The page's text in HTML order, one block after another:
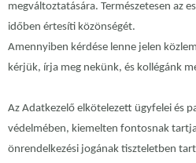
megváltoztatására. Természetesen az
időben értesíti közönségét.
Amennyiben kérdése lenne jelen
kérjük, írja meg nekünk, és kollégánk
Az Adatkezelő elkötelezett ügyfelei és
védelmében, kiemelten fontosnak
önrendelkezési jogának tiszteletben